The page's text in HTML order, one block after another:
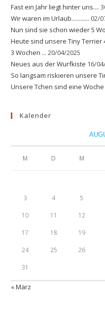
Fast ein Jahr liegt hinter uns....
Wir waren im Urlaub............ 02/
Nun sind sie schon wieder 5
Heute sind unsere Tiny Terrier
3 Wochen ... 20/04/2025
Neues aus der Wurfkiste 16/
So langsam riskieren unsere
Unsere Tchen sind eine
Kalender
M D M
3 4 5
10 11 12
17 18 19
24 25 26
31
« März